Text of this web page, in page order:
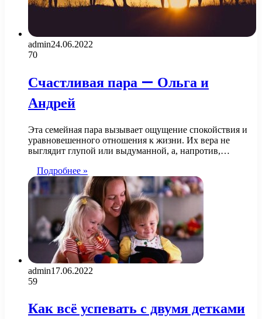
admin24.06.2022
70
Счастливая пара — Ольга и
Андрей
Эта семейная пара вызывает ощущение спокойствия и
уравновешенного отношения к жизни. Их вера не
выглядит глупой или выдуманной, а, напротив,…
Подробнее »
admin17.06.2022
59
Как всё успевать с двумя детками